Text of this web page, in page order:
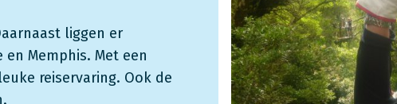
liggen er
Memphis. Met een
reiservaring. Ook de